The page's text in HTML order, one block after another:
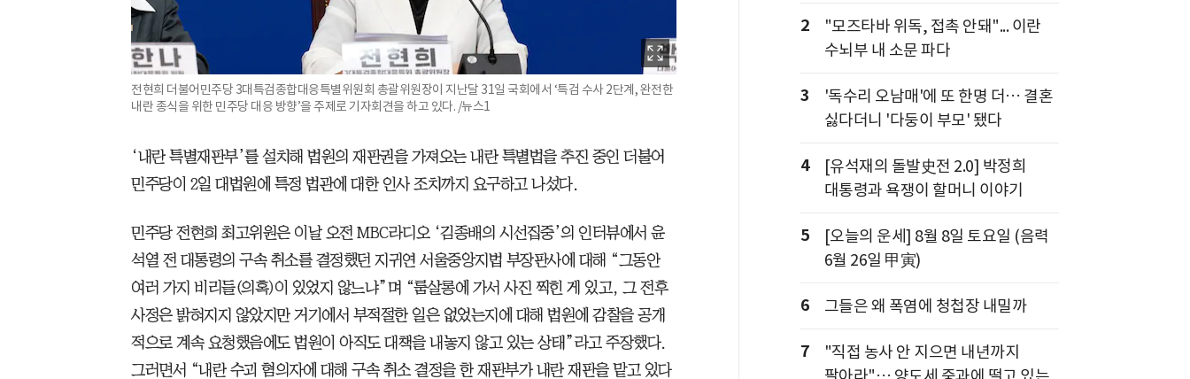
전현희 더불어민주당 3대특검종합대응특별위원회 총괄위원장이 지난달 31일 국회에서 ‘특검 수사 2단계, 완전한
내란 종식을 위한 민주당 대응 방향’을 주제로 기자회견을 하고 있다. /뉴스1
‘내란 특별재판부’를 설치해 법원의 재판권을 가져오는 내란 특별법을 추진 중인 더불어
민주당이 2일 대법원에 특정 법관에 대한 인사 조치까지 요구하고 나섰다.
민주당 전현희 최고위원은 이날 오전 MBC라디오 ‘김종배의 시선집중’의 인터뷰에서 윤
석열 전 대통령의 구속 취소를 결정했던 지귀연 서울중앙지법 부장판사에 대해 “그동안
여러 가지 비리들(의혹)이 있었지 않느냐”며 “룸살롱에 가서 사진 찍힌 게 있고, 그 전후
사정은 밝혀지지 않았지만 거기에서 부적절한 일은 없었는지에 대해 법원에 감찰을 공개
적으로 계속 요청했음에도 법원이 아직도 대책을 내놓지 않고 있는 상태”라고 주장했다.
그러면서 “내란 수괴 혐의자에 대해 구속 취소 결정을 한 재판부가 내란 재판을 맡고 있다
2
"모즈타바 위독, 접촉 안돼"... 이란
수뇌부 내 소문 파다
3
'독수리 오남매'에 또 한명 더… 결혼
싫다더니 '다둥이 부모' 됐다
4
[유석재의 돌발史전 2.0] 박정희
대통령과 욕쟁이 할머니 이야기
5
[오늘의 운세] 8월 8일 토요일 (음력
6월 26일 甲寅)
6 그들은 왜 폭염에 청첩장 내밀까
7
"직접 농사 안 지으면 내년까지